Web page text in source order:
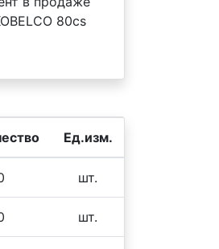
80cs
Ед.изм.
шт.
шт.